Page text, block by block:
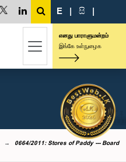
E | සි |
எனது பாராளுமன்றம்
இங்கே உள்நுழைக
0664/2011: Stores of Paddy --- Board